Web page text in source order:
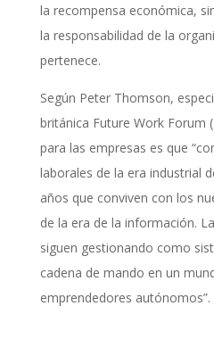
la recompensa económica,
la responsabilidad de la
pertenece.
Según Peter Thomson,
británica Future Work Forum
para las empresas es que
laborales de la era industrial
años que conviven con los
de la era de la información.
siguen gestionando como
cadena de mando en un
emprendedores autónomos”.